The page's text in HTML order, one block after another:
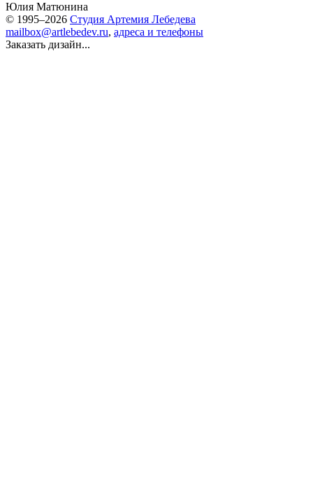
Юлия Матюнина
© 1995–2026 Студия Артемия Лебедева
mailbox@artlebedev.ru, адреса и телефоны
Заказать дизайн...